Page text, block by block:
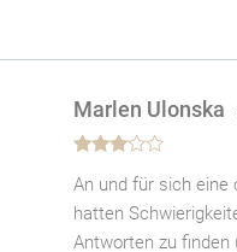
mit3
von 5
Marlen Ulonska
An und für sich eine
hatten
Antworten zu finden